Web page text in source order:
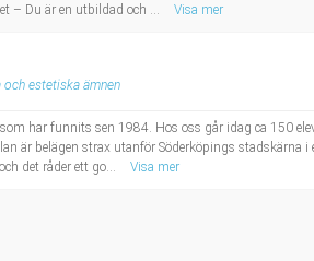
– Du är en utbildad och ...
Visa mer
och estetiska ämnen
har funnits sen 1984. Hos oss går idag ca 150
är belägen strax utanför Söderköpings stadskärna
det råder ett go...
Visa mer